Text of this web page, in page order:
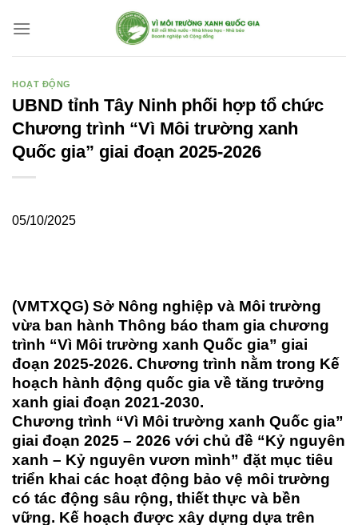
qua
HOẠT ĐỘNG
UBND tỉnh Tây Ninh phối hợp tổ chức
Chương trình “Vì Môi trường xanh
Quốc gia” giai đoạn 2025-2026
05/10/2025
(VMTXQG) Sở Nông nghiệp và Môi trường
vừa ban hành Thông báo tham gia chương
trình “Vì Môi trường xanh Quốc gia” giai
đoạn 2025-2026. Chương trình nằm trong Kế
hoạch hành động quốc gia về tăng trưởng
xanh giai đoạn 2021-2030.
Chương trình “Vì Môi trường xanh Quốc gia”
giai đoạn 2025 – 2026 với chủ đề “Kỷ nguyên
xanh – Kỷ nguyên vươn mình” đặt mục tiêu
triển khai các hoạt động bảo vệ môi trường
có tác động sâu rộng, thiết thực và bền
vững. Kế hoạch được xây dựng dựa trên